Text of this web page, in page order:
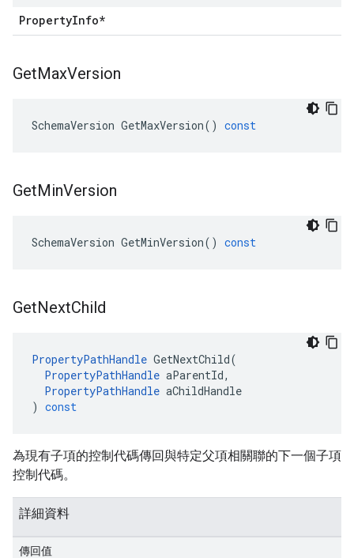
PropertyInfo*
GetMaxVersion
SchemaVersion GetMaxVersion() const
GetMinVersion
SchemaVersion GetMinVersion() const
GetNextChild
PropertyPathHandle GetNextChild(
PropertyPathHandle aParentId,
PropertyPathHandle aChildHandle
) const
為現有子項的控制代碼傳回與特定父項相關聯的下一個子項
控制代碼。
詳細資料
傳回值